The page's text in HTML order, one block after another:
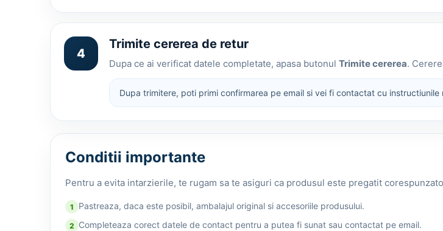
4
Trimite cererea de retur
Dupa ce ai verificat datele completate, apasa butonul Trimite cererea.
Dupa trimitere, poti primi confirmarea pe email si vei fi contactat cu
Conditii importante
Pentru a evita intarzierile, te rugam sa te asiguri ca produsul este pregatit
1 Pastreaza, daca este posibil, ambalajul original si accesoriile produsului.
2 Completeaza corect datele de contact pentru a putea fi sunat sau contactat pe email.